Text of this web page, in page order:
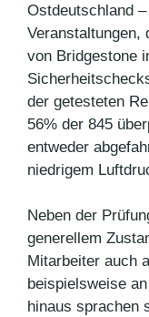
Ostdeutschland
Veranstaltungen,
von Bridgestone
der getesteten
56% der 845
entweder
niedrigem
Neben der
generellem
Mitarbeiter auch
beispielsweise
hinaus sprachen